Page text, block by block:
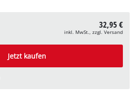
32,95 €
inkl. MwSt., zzgl. Versand
Jetzt kaufen